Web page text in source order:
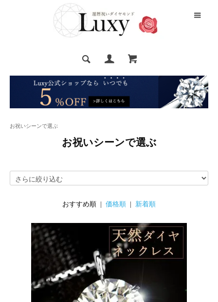
お祝いシーンで選ぶ
お祝いシーンで選ぶ
おすすめ順 | 価格順 新着順